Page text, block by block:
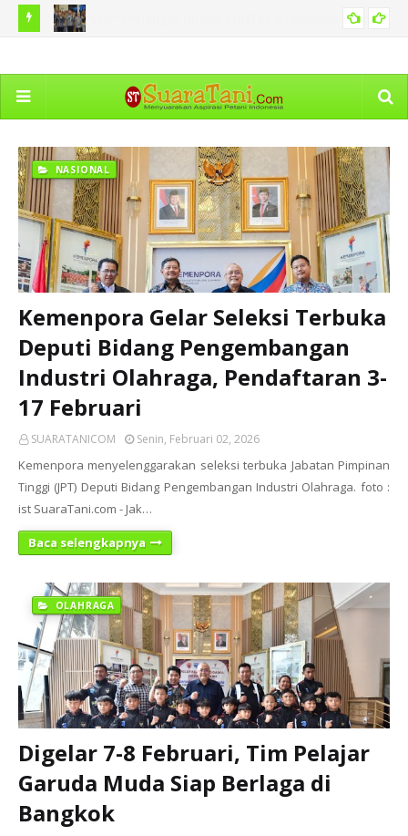
Pengelolaan Pelayanan Informasi
NASIONAL
Kemenpora Gelar Seleksi Terbuka
Deputi Bidang Pengembangan
Industri Olahraga, Pendaftaran 3-
17 Februari
SUARATANICOM Senin, Februari 02, 2026
Kemenpora menyelenggarakan seleksi terbuka Jabatan Pimpinan
Tinggi (JPT) Deputi Bidang Pengembangan Industri Olahraga. foto :
ist SuaraTani.com - Jak…
Baca selengkapnya
OLAHRAGA
Digelar 7-8 Februari, Tim Pelajar
Garuda Muda Siap Berlaga di
Bangkok